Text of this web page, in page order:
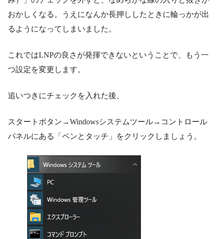
おかしくなる。うえになんか長押ししたときに輪っかが出
るようになってしまいました。
これではLNPの良さが発揮できないということで、もう一
つ設定を変更します。
追いつきにチェックを入れた後、
スタートボタン→Windowsシステムツール→コントロール
パネルにある「ペンとタッチ」をクリックしましょう。